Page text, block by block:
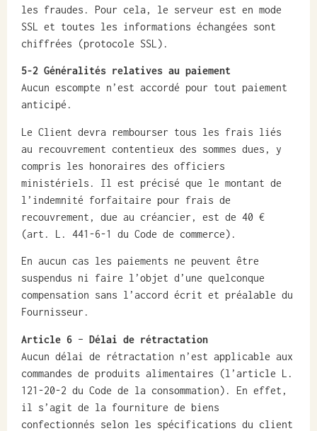
les fraudes. Pour cela, le serveur est en mode
SSL et toutes les informations échangées sont
chiffrées (protocole SSL).
5-2 Généralités relatives au paiement
Aucun escompte n’est accordé pour tout paiement
anticipé.
Le Client devra rembourser tous les frais liés
au recouvrement contentieux des sommes dues, y
compris les honoraires des officiers
ministériels. Il est précisé que le montant de
l’indemnité forfaitaire pour frais de
recouvrement, due au créancier, est de 40 €
(art. L. 441-6-1 du Code de commerce).
En aucun cas les paiements ne peuvent être
suspendus ni faire l’objet d’une quelconque
compensation sans l’accord écrit et préalable du
Fournisseur.
Article 6 – Délai de rétractation
Aucun délai de rétractation n’est applicable aux
commandes de produits alimentaires (l’article L.
121-20-2 du Code de la consommation). En effet,
il s’agit de la fourniture de biens
confectionnés selon les spécifications du client